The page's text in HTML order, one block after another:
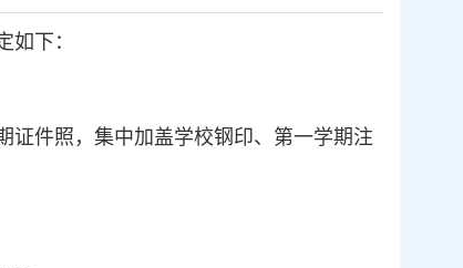
下：
证件照，集中加盖学校钢印、第一学期注